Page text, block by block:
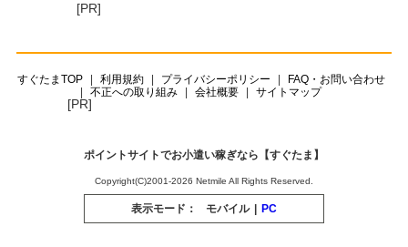
[PR]
すぐたまTOP 利用規約 プライバシーポリシー
FAQ・お問い合わせ
不正への取り組み
会社概要 サイトマップ
[PR]
ポイントサイトでお小遣い稼ぎなら【すぐたま】
Copyright(C)2001-2026 Netmile All Rights Reserved.
表示モード： モバイル | PC